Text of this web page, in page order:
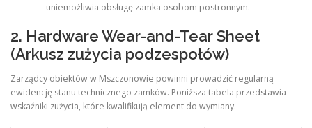
uniemożliwia obsługę zamka osobom postronnym.
2. Hardware Wear-and-Tear Sheet
(Arkusz zużycia podzespołów)
Zarządcy obiektów w Mszczonowie powinni prowadzić regularną
ewidencję stanu technicznego zamków. Poniższa tabela przedstawia
wskaźniki zużycia, które kwalifikują element do wymiany.